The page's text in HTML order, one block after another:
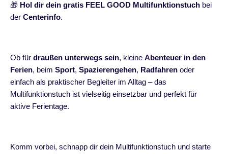
🎁 Hol dir dein gratis FEEL GOOD Multifunktionstuch bei
der Centerinfo.
Ob für draußen unterwegs sein, kleine Abenteuer in den
Ferien, beim Sport, Spazierengehen, Radfahren oder
einfach als praktischer Begleiter im Alltag – das
Multifunktionstuch ist vielseitig einsetzbar und perfekt für
aktive Ferientage.
Komm vorbei, schnapp dir dein Multifunktionstuch und starte